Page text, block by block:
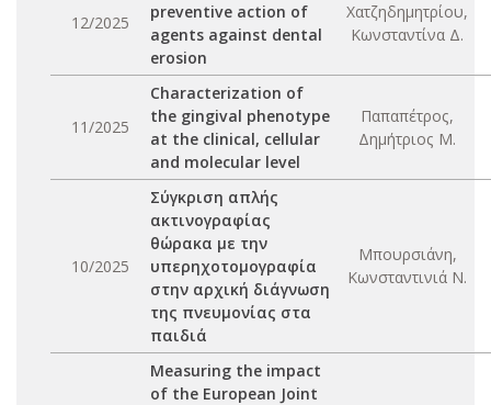
12/2025
preventive action of
agents against dental
erosion
Χατζηδημητρίου,
Κωνσταντίνα Δ.
11/2025
Characterization of
the gingival phenotype
at the clinical, cellular
and molecular level
Παπαπέτρος,
Δημήτριος Μ.
10/2025
Σύγκριση απλής
ακτινογραφίας
θώρακα με την
υπερηχοτομογραφία
στην αρχική διάγνωση
της πνευμονίας στα
παιδιά
Μπουρσιάνη,
Κωνσταντινιά Ν.
Measuring the impact
of the European Joint